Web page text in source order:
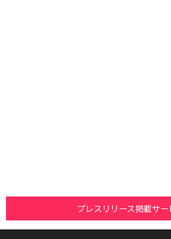
プレスリリース掲載サー